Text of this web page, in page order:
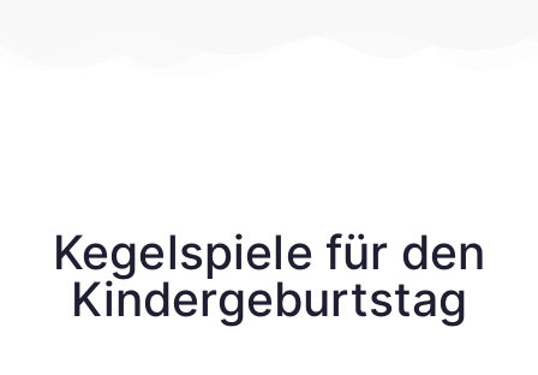
Kegelspiele für den
Kindergeburtstag